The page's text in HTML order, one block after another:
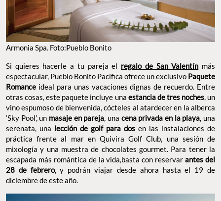
Armonia Spa. Foto:Pueblo Bonito
Si quieres hacerle a tu pareja el regalo de San Valentín más
espectacular, Pueblo Bonito Pacífica ofrece un exclusivo Paquete
Romance ideal para unas vacaciones dignas de recuerdo. Entre
otras cosas, este paquete incluye una estancia de tres noches, un
vino espumoso de bienvenida, cócteles al atardecer en la alberca
‘Sky Pool’, un masaje en pareja, una cena privada en la playa, una
serenata, una lección de golf para dos en las instalaciones de
práctica frente al mar en Quivira Golf Club, una sesión de
mixología y una muestra de chocolates gourmet. Para tener la
escapada más romántica de la vida,basta con reservarantes del
28 de febrero, y podrán viajar desde ahora hasta el 19 de
diciembre de este año.